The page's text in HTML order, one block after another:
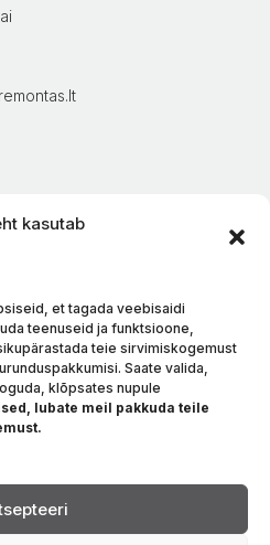
kasutab
et tagada veebisaidi
teenuseid ja funktsioone,
teie sirvimiskogemust
Saate valida,
klõpsates nupule
lubate meil pakkuda teile